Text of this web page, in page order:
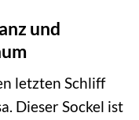
und
letzten Schliff
Dieser Sockel ist